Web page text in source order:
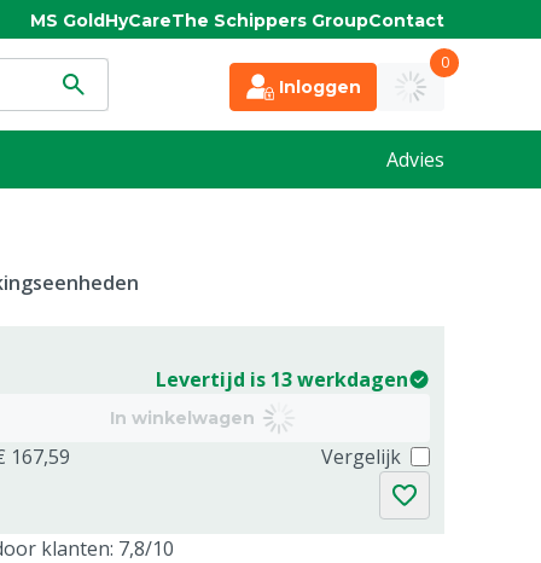
MS GoldHyCareThe Schippers GroupContact
Inloggen
0
Advies
Levertijd is 13 werkdagen
In winkelwagen
167,59 Vergelijk
klanten: 7,8/10